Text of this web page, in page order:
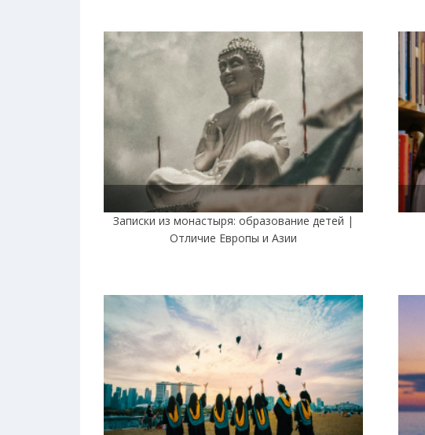
Записки из монастыря: образование детей |
Отличие Европы и Азии